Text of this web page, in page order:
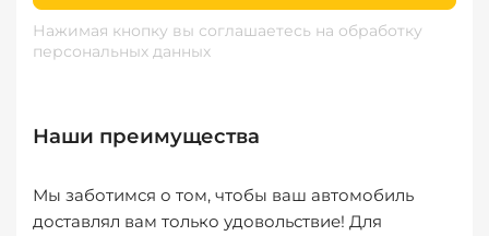
Нажимая кнопку вы соглашаетесь на обработку
персональных данных
Наши преимущества
Мы заботимся о том, чтобы ваш автомобиль
доставлял вам только удовольствие! Для